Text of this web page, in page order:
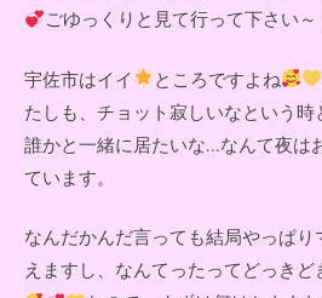
ごゆっくりと見て行って下さい～
宇佐市はイイ ところですよね
たしも、チョット寂しいなという時
誰かと一緒に居たいな...なんて夜は
ています。
なんだかんだ言っても結局やっぱ
えますし、なんてったってどっきど